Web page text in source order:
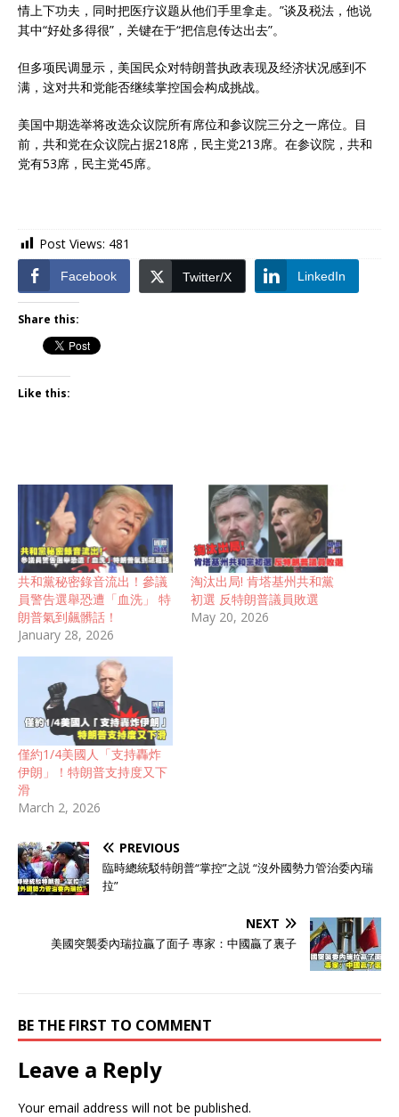
情上下功夫，同时把医疗议题从他们手里拿走。”谈及税法，他说
其中“好处多得很”，关键在于“把信息传达出去”。
但多项民调显示，美国民众对特朗普执政表现及经济状况感到不
满，这对共和党能否继续掌控国会构成挑战。
美国中期选举将改选众议院所有席位和参议院三分之一席位。目
前，共和党在众议院占据218席，民主党213席。在参议院，共和
党有53席，民主党45席。
Post Views: 481
Facebook Twitter/X LinkedIn
Share this:
Like this:
共和黨秘密錄音流出！參議
員警告選舉恐遭「血洗」 特
朗普氣到飆髒話！
January 28, 2026
淘汰出局! 肯塔基州共和黨
初選 反特朗普議員敗選
May 20, 2026
僅約1/4美國人「支持轟炸
伊朗」！特朗普支持度又下
滑
March 2, 2026
PREVIOUS
臨時總統駁特朗普“掌控”之説 “沒外國勢力管治委內瑞
拉”
NEXT
美國突襲委內瑞拉贏了面子 專家：中國贏了裏子
BE THE FIRST TO COMMENT
Leave a Reply
Your email address will not be published.